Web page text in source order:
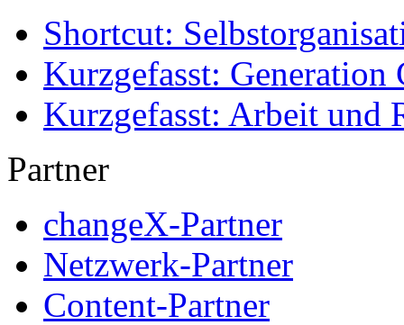
Shortcut:
Kurzgefasst: Generation
Kurzgefasst: Arbeit und
Partner
changeX-Partner
Netzwerk-Partner
Content-Partner